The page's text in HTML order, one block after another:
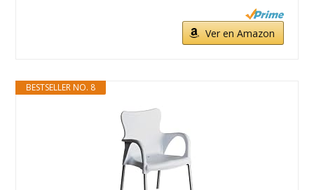
Ver en Amazon
BESTSELLER NO. 8